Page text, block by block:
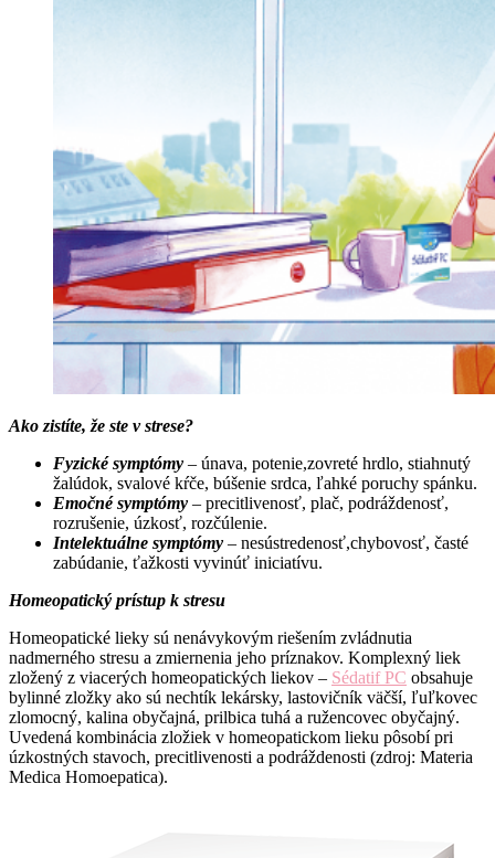
Ako zistíte, že ste v strese?
Fyzické symptómy – únava, potenie,zovreté hrdlo, stiahnutý
žalúdok, svalové kŕče, búšenie srdca, ľahké poruchy spánku.
Emočné symptómy – precitlivenosť, plač, podráždenosť,
rozrušenie, úzkosť, rozčúlenie.
Intelektuálne symptómy – nesústredenosť,chybovosť, časté
zabúdanie, ťažkosti vyvinúť iniciatívu.
Homeopatický prístup k stresu
Homeopatické lieky sú nenávykovým riešením zvládnutia
nadmerného stresu a zmiernenia jeho príznakov. Komplexný liek
zložený z viacerých homeopatických liekov – Sédatif PC obsahuje
bylinné zložky ako sú nechtík lekársky, lastovičník väčší, ľuľkovec
zlomocný, kalina obyčajná, prilbica tuhá a ružencovec obyčajný.
Uvedená kombinácia zložiek v homeopatickom lieku pôsobí pri
úzkostných stavoch, precitlivenosti a podráždenosti (zdroj: Materia
Medica Homoepatica).